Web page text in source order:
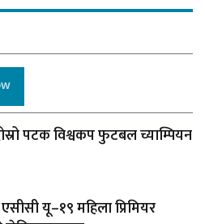
पटक विश्वकप फुटबल च्याम्पियन
यू–१९ महिला प्रिमियर